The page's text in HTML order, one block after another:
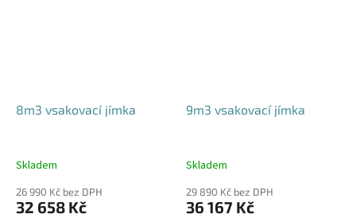
8m3 vsakovací jímka
Skladem
26 990 Kč bez DPH
32 658 Kč
9m3 vsakovací jímka
Skladem
29 890 Kč bez DPH
36 167 Kč